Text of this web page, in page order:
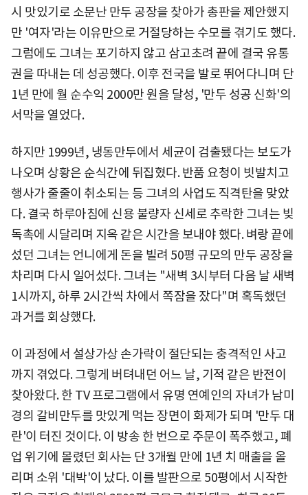
시 맛있기로 소문난 만두 공장을 찾아가 총판을 제안했지
만 '여자'라는 이유만으로 거절당하는 수모를 겪기도 했다.
그럼에도 그녀는 포기하지 않고 삼고초려 끝에 결국 유통
권을 따내는 데 성공했다. 이후 전국을 발로 뛰어다니며 단
1년 만에 월 순수익 2000만 원을 달성, '만두 성공 신화'의
서막을 열었다.
하지만 1999년, 냉동만두에서 세균이 검출됐다는 보도가
나오며 상황은 순식간에 뒤집혔다. 반품 요청이 빗발치고
행사가 줄줄이 취소되는 등 그녀의 사업도 직격탄을 맞았
다. 결국 하루아침에 신용 불량자 신세로 추락한 그녀는 빚
독촉에 시달리며 지옥 같은 시간을 보내야 했다. 벼랑 끝에
섰던 그녀는 언니에게 돈을 빌려 50평 규모의 만두 공장을
차리며 다시 일어섰다. 그녀는 "새벽 3시부터 다음 날 새벽
1시까지, 하루 2시간씩 차에서 쪽잠을 잤다"며 혹독했던
과거를 회상했다.
이 과정에서 설상가상 손가락이 절단되는 충격적인 사고
까지 겪었다. 그렇게 버텨내던 어느 날, 기적 같은 반전이
찾아왔다. 한 TV 프로그램에서 유명 연예인의 자녀가 남미
경의 갈비만두를 맛있게 먹는 장면이 화제가 되며 '만두 대
란'이 터진 것이다. 이 방송 한 번으로 주문이 폭주했고, 폐
업 위기에 몰렸던 회사는 단 3개월 만에 1년 치 매출을 올
리며 소위 '대박'이 났다. 이를 발판으로 50평에서 시작한